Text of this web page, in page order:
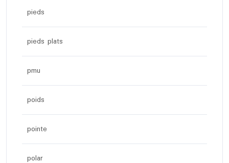
pieds
pieds plats
pmu
poids
pointe
polar